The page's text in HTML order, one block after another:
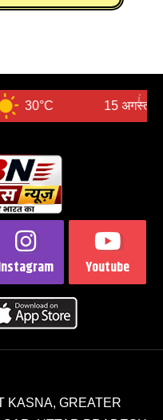
15 अगस्त 28°C
KASNA, GREATER
Youtube